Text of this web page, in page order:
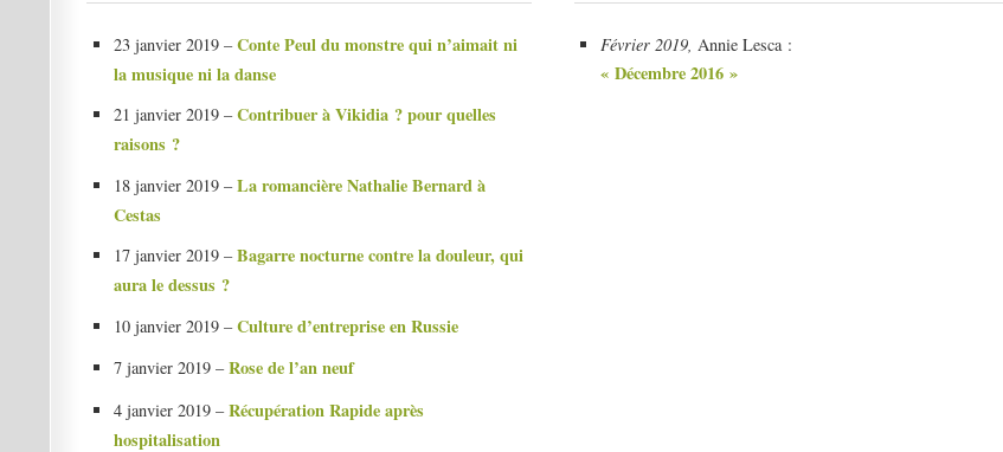
23 janvier 2019 –Conte Peul du monstre qui n’aimait ni
la musique ni la danse
21 janvier 2019 –Contribuer à Vikidia ? pour quelles
raisons ?
18 janvier 2019 –La romancière Nathalie Bernard à
Cestas
17 janvier 2019 –Bagarre nocturne contre la douleur, qui
aura le dessus ?
10 janvier 2019 –Culture d’entreprise en Russie
7 janvier 2019 –Rose de l’an neuf
4 janvier 2019 –Récupération Rapide après
hospitalisation
Février 2019, Annie Lesca :
« Décembre 2016 »